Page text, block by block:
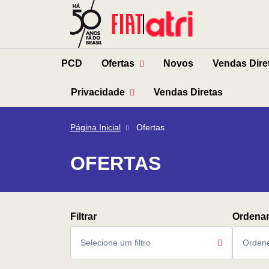
PCD Ofertas Novos Vendas
Privacidade Vendas Diretas
Página Inicial Ofertas
OFERTAS
Selecione um filtro